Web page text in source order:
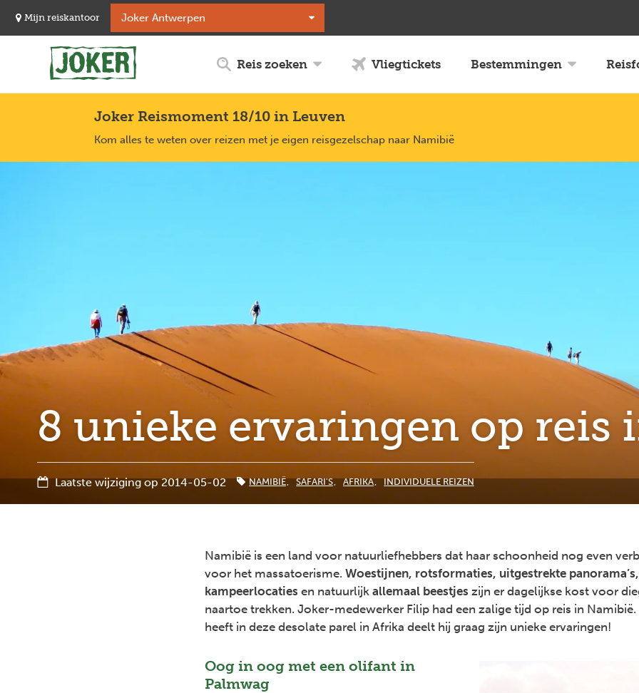
naar
Mijn reiskantoor
Reis zoeken Vliegtickets Bestemmingen
Joker Reismoment 18/10 in Leuven
Kom alles te weten over reizen met je eigen reisgezelschap naar Namibië
8 unieke ervaringen op reis
Laatste wijziging op 2014-05-02 NAMIBIË SAFARI'S AFRIKA INDIVIDUELE REIZEN
Namibië is een land voor natuurliefhebbers dat haar schoonheid nog even
voor het massatoerisme. Woestijnen, rotsformaties, uitgestrekte
kampeerlocaties en natuurlijk allemaal beestjes zijn er dagelijkse kost voor
naartoe trekken. Joker-medewerker Filip had een zalige tijd op reis in
heeft in deze desolate parel in Afrika deelt hij graag zijn unieke ervaringen!
Oog in oog met een olifant in
Palmwag